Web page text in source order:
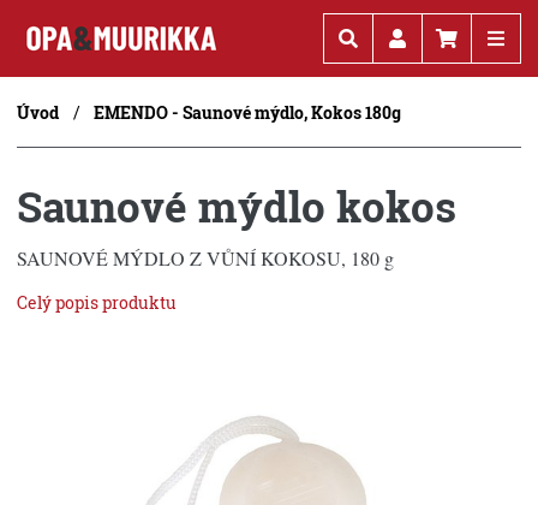
Úvod EMENDO - Saunové mýdlo, Kokos 180g
Saunové mýdlo kokos
SAUNOVÉ MÝDLO Z VŮNÍ KOKOSU, 180 g
Celý popis produktu